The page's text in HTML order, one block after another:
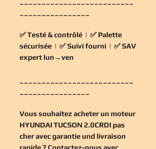
✅Testé & contrôlé | ✅ Palette
sécurisée | ✅Suivi fourni | ✅SAV
expert lun→ven
Vous souhaitez acheter un moteur
HYUNDAI TUCSON 2.0CRDI pas
cheravec garantie und livraison
rapide ? Contactez-nous avec